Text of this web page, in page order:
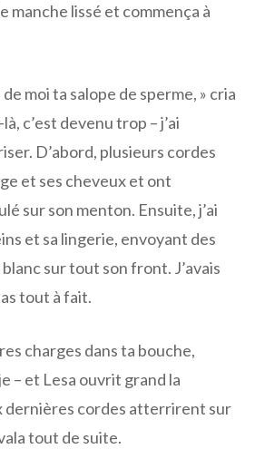
manche lissé et commença à
de moi ta salope de sperme, » cria
c’est devenu trop – j’ai
D’abord, plusieurs cordes
et ses cheveux et ont
sur son menton. Ensuite, j’ai
et sa lingerie, envoyant des
sur tout son front. J’avais
tout à fait.
charges dans ta bouche,
– et Lesa ouvrit grand la
dernières cordes atterrirent sur
tout de suite.